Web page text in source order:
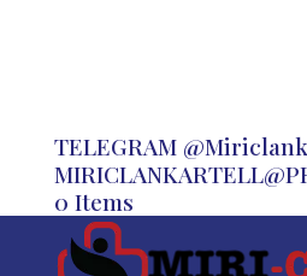
TELEGRAM
0 Items